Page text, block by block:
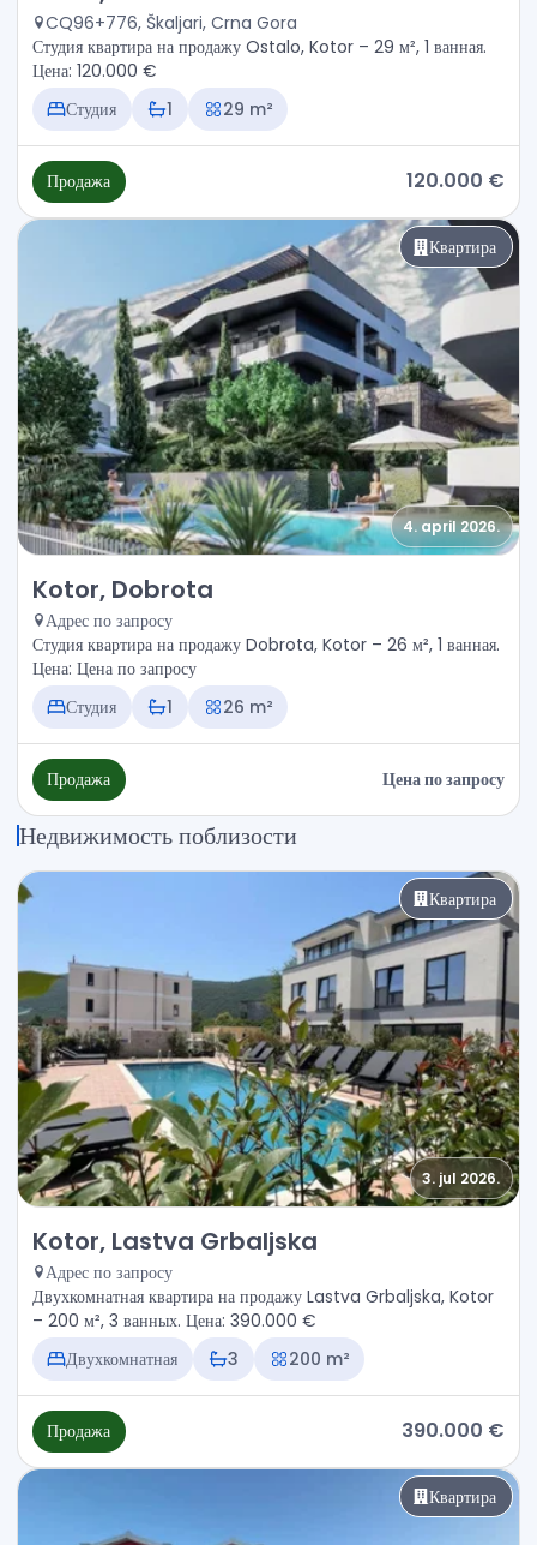
CQ96+776, Škaljari, Crna Gora
Студия квартира на продажу Ostalo, Kotor – 29 м², 1 ванная.
Цена: 120.000 €
Студия
1 29 m²
Продажа 120.000 €
Квартира
4. april 2026.
Продажа - Квартира Kotor, Dobrota
Kotor, Dobrota
Адрес по запросу
Студия квартира на продажу Dobrota, Kotor – 26 м², 1 ванная.
Цена: Цена по запросу
Студия
1 26 m²
Продажа Цена по запросу
Недвижимость поблизости
Квартира
3. jul 2026.
Продажа - Квартира Kotor, Lastva Grbaljska
Kotor, Lastva Grbaljska
Адрес по запросу
Двухкомнатная квартира на продажу Lastva Grbaljska, Kotor
– 200 м², 3 ванных. Цена: 390.000 €
Двухкомнатная
3 200 m²
Продажа 390.000 €
Квартира